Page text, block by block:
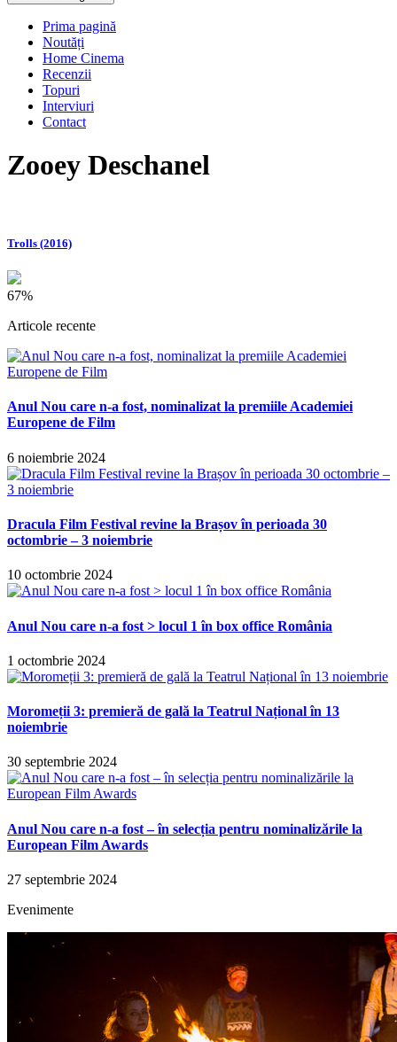
Prima pagină
Noutăți
Home Cinema
Recenzii
Topuri
Interviuri
Contact
Zooey Deschanel
Trolls (2016)
67%
Articole recente
Anul Nou care n-a fost, nominalizat la premiile Academiei
Europene de Film
6 noiembrie 2024
Dracula Film Festival revine la Brașov în perioada 30
octombrie – 3 noiembrie
10 octombrie 2024
Anul Nou care n-a fost > locul 1 în box office România
1 octombrie 2024
Moromeții 3: premieră de gală la Teatrul Național în 13
noiembrie
30 septembrie 2024
Anul Nou care n-a fost – în selecția pentru nominalizările la
European Film Awards
27 septembrie 2024
Evenimente